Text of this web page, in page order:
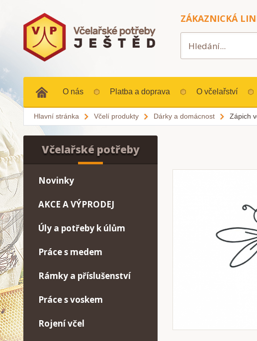
ZÁKAZNICKÁ
O nás Platba a doprava O včelařství
Hlavní stránka Včelí produkty Dárky a domácnost Zápich
Včelařské potřeby
Novinky
AKCE A VÝPRODEJ
Úly a potřeby k úlům
Práce s medem
Rámky a příslušenství
Práce s voskem
Rojení včel